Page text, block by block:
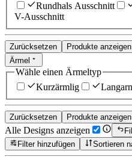
Rundhals Ausschnitt
V-Ausschnitt
Zurücksetzen
Produkte anzeigen
Ärmel
Wähle einen Ärmeltyp
Kurzärmlig
Zurücksetzen Produkte anzeigen
Alle Designs anzeigen
Filter hinzufügen
Sortieren